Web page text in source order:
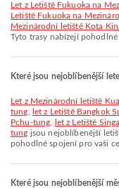
let z Letiště Fukuoka na
Letiště Fukuoka na
Mezinárodní letiště Kota
Tyto trasy nabízejí pohodlné
Které jsou nejoblíbenější
let z Mezinárodní letiště Kuala Lumpur na Mezinárodní letiště Šanghaj Pchu-
tung
let z Letiště Bangkok
Pchu-tung
let z Letiště
tung jsou nejoblíbenější
pohodlné spojení pro vaši
Které jsou nejoblíbenější